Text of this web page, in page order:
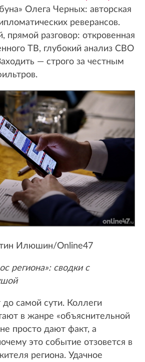
Олега Черных: авторская
реверансов.
прямой разговор: откровенная
ТВ, глубокий анализ СВО
— строго за честным
Илюшин/Online47
региона»: сводки с
самой сути. Коллеги
в жанре «объяснительной
просто дают факт, а
это событие отзовется в
региона. Удачное